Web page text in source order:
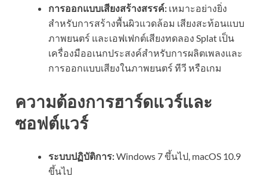
การออกแบบเสียงสร้างสรรค์: เหมาะอย่างยิ่ง
สำหรับการสร้างพื้นผิวแวดล้อม เสียงสะท้อนแบบ
ภาพยนตร์ และเอฟเฟกต์เสียงทดลอง Splat เป็น
เครื่องมืออเนกประสงค์สำหรับการผลิตเพลงและ
การออกแบบเสียงในภาพยนตร์ ทีวี หรือเกม
ความต้องการฮาร์ดแวร์และ
ซอฟต์แวร์
ระบบปฏิบัติการ:Windows 7 ขึ้นไป, macOS 10.9
ขึ้นไป